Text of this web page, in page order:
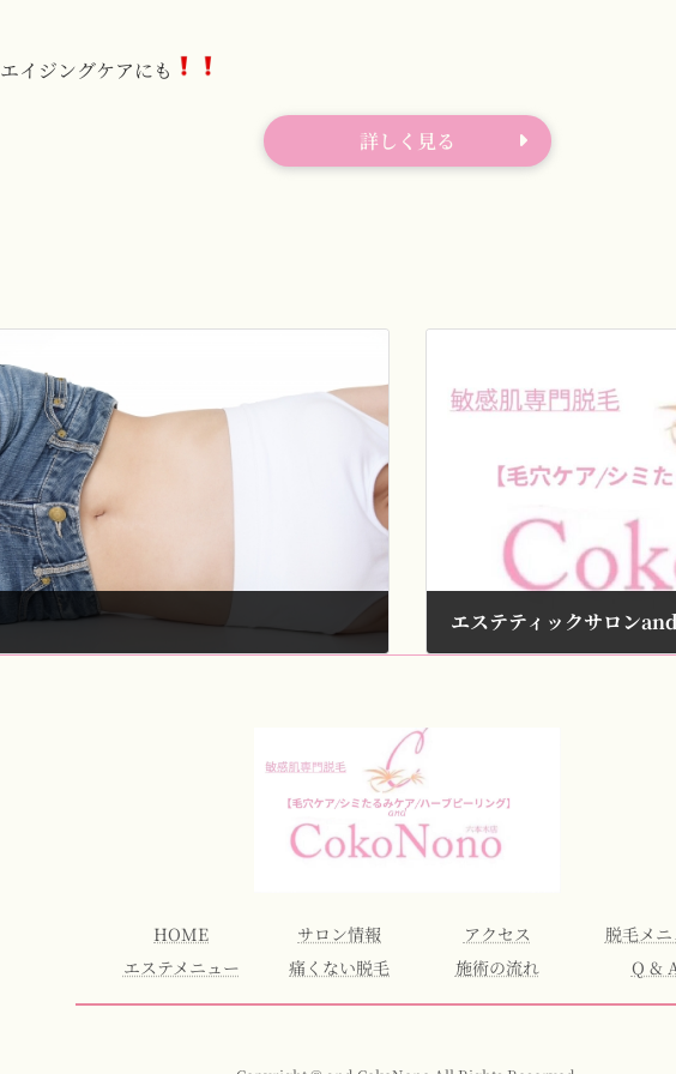
エイジングケアにも
詳しく見る
エステティックサロン
HOME サロン情報 アクセス
脱毛メ
エステメニュー
痛くない脱毛 施術の流れ Q &